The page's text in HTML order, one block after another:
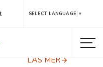
SELECT LANGUAGE ▼
vid
LÄS MER